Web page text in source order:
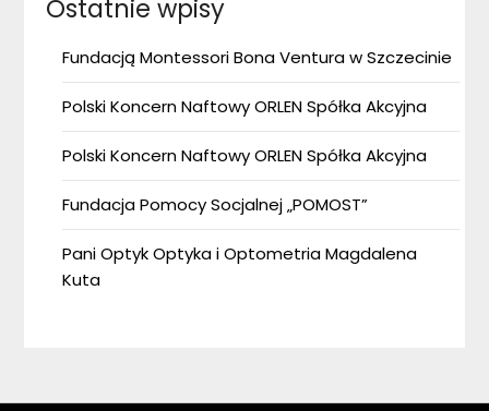
Ostatnie wpisy
Fundacją Montessori Bona Ventura w Szczecinie
Polski Koncern Naftowy ORLEN Spółka Akcyjna
Polski Koncern Naftowy ORLEN Spółka Akcyjna
Fundacja Pomocy Socjalnej „POMOST”
Pani Optyk Optyka i Optometria Magdalena
Kuta